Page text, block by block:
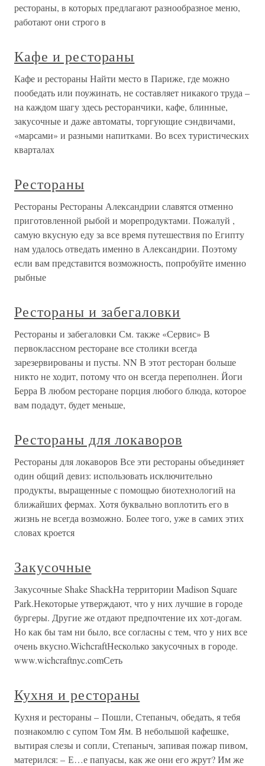
рестораны, в которых предлагают разнообразное меню,
работают они строго в
Кафе и рестораны
Кафе и рестораны Найти место в Париже, где можно
пообедать или поужинать, не составляет никакого труда –
на каждом шагу здесь ресторанчики, кафе, блинные,
закусочные и даже автоматы, торгующие сэндвичами,
«марсами» и разными напитками. Во всех туристических
кварталах
Рестораны
Рестораны Рестораны Александрии славятся отменно
приготовленной рыбой и морепродуктами. Пожалуй ,
самую вкусную еду за все время путешествия по Египту
нам удалось отведать именно в Александрии. Поэтому
если вам представится возможность, попробуйте именно
рыбные
Рестораны и забегаловки
Рестораны и забегаловки См. также «Сервис» В
первоклассном ресторане все столики всегда
зарезервированы и пусты. NN В этот ресторан больше
никто не ходит, потому что он всегда переполнен. Йоги
Берра В любом ресторане порция любого блюда, которое
вам подадут, будет меньше,
Рестораны для локаворов
Рестораны для локаворов Все эти рестораны объединяет
один общий девиз: использовать исключительно
продукты, выращенные с помощью биотехнологий на
ближайших фермах. Хотя буквально воплотить его в
жизнь не всегда возможно. Более того, уже в самих этих
словах кроется
Закусочные
Закусочные Shake ShackНа территории Madison Square
Park.Некоторые утверждают, что у них лучшие в городе
бургеры. Другие же отдают предпочтение их хот-догам.
Но как бы там ни было, все согласны с тем, что у них все
очень вкусно.WichcraftНесколько закусочных в городе.
www.wichcraftnyc.comСеть
Кухня и рестораны
Кухня и рестораны – Пошли, Степаныч, обедать, я тебя
познакомлю с супом Том Ям. В небольшой кафешке,
вытирая слезы и сопли, Степаныч, запивая пожар пивом,
матерился: – Е…е папуасы, как же они его жрут? Им же